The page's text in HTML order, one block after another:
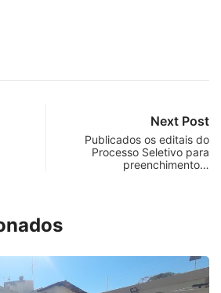
Next Post
Publicados os editais do
Processo Seletivo para
preenchimento…